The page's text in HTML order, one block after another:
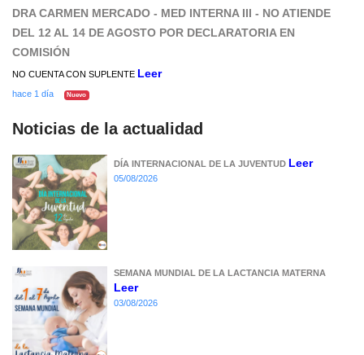
DRA CARMEN MERCADO - MED INTERNA III - NO ATIENDE
DEL 12 AL 14 DE AGOSTO POR DECLARATORIA EN
COMISIÓN
NO CUENTA CON SUPLENTE Leer
hace 1 día Nuevo
Noticias de la actualidad
DÍA INTERNACIONAL DE LA JUVENTUD Leer
05/08/2026
SEMANA MUNDIAL DE LA LACTANCIA MATERNA
Leer
03/08/2026